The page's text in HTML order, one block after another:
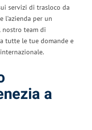
servizi di trasloco da
l’azienda per un
team di
tutte le tue domande e
a